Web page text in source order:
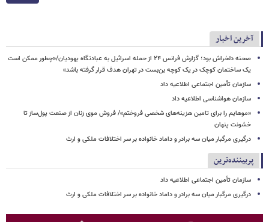
آخرین اخبار
صحنه دلخراش بود؛ گزارش فرانس ۲۴ از حمله اسرائیل به عبادتگاه یهودیان/«چطور ممکن است
یک ساختمان کوچک در یک کوچه بن‌بست در تهران هدف قرار گرفته باشد»
سازمان تأمین اجتماعی اطلاعیه داد
سازمان هواشناسی اطلاعیه داد
«موهایم را برای تامین هزینه‌های شخصی فروختم»/ فروش موی زنان از صنعت پول‌ساز تا
خشونت پنهان
درگیری مرگبار میان سه برادر و داماد خانواده بر سر اختلافات ملکی و ارث
پربیننده‌ترین
سازمان تأمین اجتماعی اطلاعیه داد
درگیری مرگبار میان سه برادر و داماد خانواده بر سر اختلافات ملکی و ارث